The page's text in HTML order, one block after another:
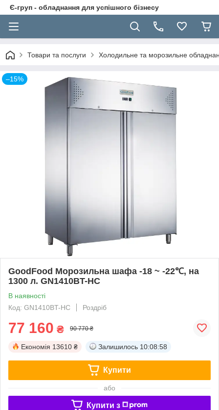
Є-груп - обладнання для успішного бізнесу
Товари та послуги Холодильне та морозильне
–15%
GoodFood Морозильна шафа -18 ~ -22℃, на
1300 л. GN1410BT-HC
В наявності
Код: GN1410BT-HC
Роздріб
77 160 ₴ 90 770 ₴
Економія 13610 ₴ Залишилось 10:08:58
Купити
або
Купити з